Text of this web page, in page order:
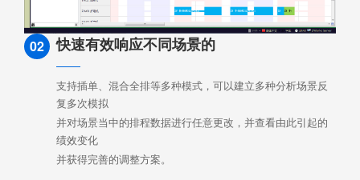
02 快速有效响应不同场景的
支持插单、混合全排等多种模式，可以建立多种分析场景反
复多次模拟
并对场景当中的排程数据进行任意更改，并查看由此引起的
绩效变化
并获得完善的调整方案。